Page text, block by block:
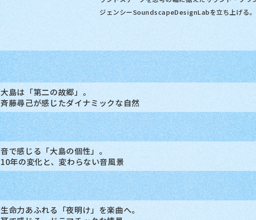
ジェンシーSoundscapeDesignLabを立ち上げる。
大島は「第二の故郷」。
斉藤尋己が感じたダイナミックな自然
音で感じる「大島の個性」。
10年の変化と、変わらない音風景
生命力あふれる「夜明け」を楽曲へ。